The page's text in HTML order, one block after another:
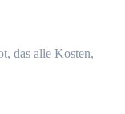
das alle Kosten,